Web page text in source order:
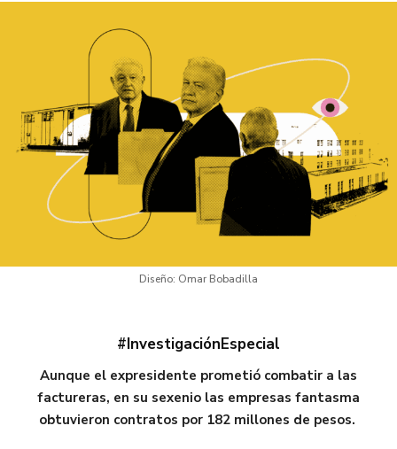
Diseño: Omar Bobadilla
#InvestigaciónEspecial
Aunque el expresidente prometió combatir a las
factureras, en su sexenio las empresas fantasma
obtuvieron contratos por 182 millones de pesos.